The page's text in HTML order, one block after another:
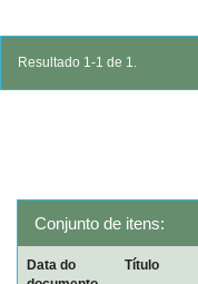
Resultado 1-1 de 1.
Conjunto de itens:
Data do
Título